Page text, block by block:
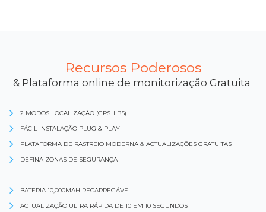
Recursos Poderosos
& Plataforma online de monitorização Gratuita
2 MODOS LOCALIZAÇÃO (GPS+LBS)
FÁCIL INSTALAÇÃO PLUG & PLAY
PLATAFORMA DE RASTREIO MODERNA & ACTUALIZAÇÕES GRATUITAS
DEFINA ZONAS DE SEGURANÇA
BATERIA 10,000MAH RECARREGÁVEL
ACTUALIZAÇÃO ULTRA RÁPIDA DE 10 EM 10 SEGUNDOS